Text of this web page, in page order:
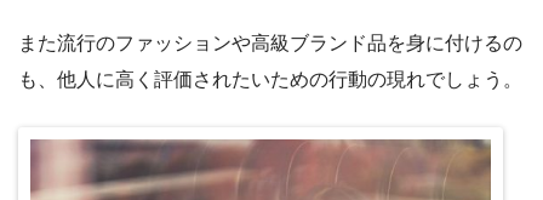
また流行のファッションや高級ブランド品を身に付けるの
も、他人に高く評価されたいための行動の現れでしょう。